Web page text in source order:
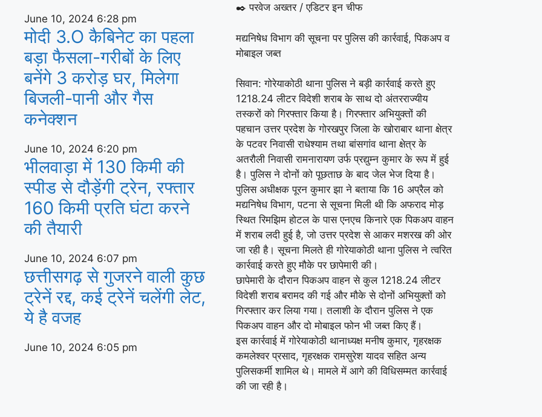
June 10, 2024 6:28 pm
मोदी 3.O कैबिनेट का पहला
बड़ा फैसला-गरीबों के ल‍िए
बनेंगे 3 करोड़ घर, म‍िलेगा
बिजली-पानी और गैस
कनेक्‍शन
June 10, 2024 6:20 pm
भीलवाड़ा में 130 किमी की
स्पीड से दौड़ेंगी ट्रेन, रफ्तार
160 किमी प्रति घंटा करने
की तैयारी
June 10, 2024 6:07 pm
छत्तीसगढ़ से गुजरने वाली कुछ
ट्रेनें रद्द, कई ट्रेनें चलेंगी लेट,
ये है वजह
June 10, 2024 6:05 pm
✒️ परवेज अख्तर / एडिटर इन चीफ
मद्यनिषेध विभाग की सूचना पर पुलिस की कार्रवाई, पिकअप व
मोबाइल जब्त
सिवान: गोरेयाकोठी थाना पुलिस ने बड़ी कार्रवाई करते हुए
1218.24 लीटर विदेशी शराब के साथ दो अंतरराज्यीय
तस्करों को गिरफ्तार किया है। गिरफ्तार अभियुक्तों की
पहचान उत्तर प्रदेश के गोरखपुर जिला के खोराबार थाना क्षेत्र
के पटवर निवासी राधेश्याम तथा बांसगांव थाना क्षेत्र के
अतरौली निवासी रामनारायण उर्फ प्रद्युम्न कुमार के रूप में हुई
है। पुलिस ने दोनों को पूछताछ के बाद जेल भेज दिया है।
पुलिस अधीक्षक पूरन कुमार झा ने बताया कि 16 अप्रैल को
मद्यनिषेध विभाग, पटना से सूचना मिली थी कि अफराद मोड़
स्थित रिमझिम होटल के पास एनएच किनारे एक पिकअप वाहन
में शराब लदी हुई है, जो उत्तर प्रदेश से आकर मशरख की ओर
जा रही है। सूचना मिलते ही गोरेयाकोठी थाना पुलिस ने त्वरित
कार्रवाई करते हुए मौके पर छापेमारी की।
छापेमारी के दौरान पिकअप वाहन से कुल 1218.24 लीटर
विदेशी शराब बरामद की गई और मौके से दोनों अभियुक्तों को
गिरफ्तार कर लिया गया। तलाशी के दौरान पुलिस ने एक
पिकअप वाहन और दो मोबाइल फोन भी जब्त किए हैं।
इस कार्रवाई में गोरेयाकोठी थानाध्यक्ष मनीष कुमार, गृहरक्षक
कमलेश्वर प्रसाद, गृहरक्षक रामसुरेश यादव सहित अन्य
पुलिसकर्मी शामिल थे। मामले में आगे की विधिसम्मत कार्रवाई
की जा रही है।